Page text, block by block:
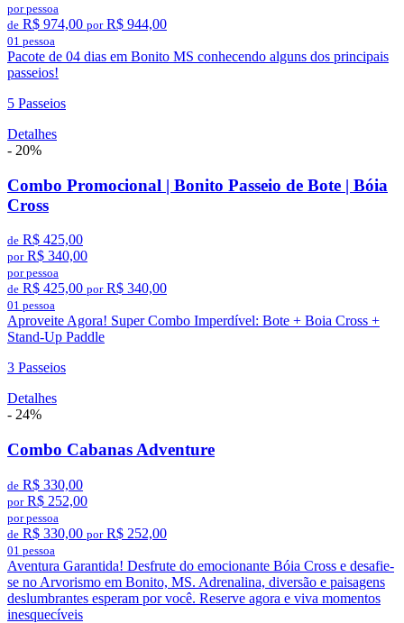
por pessoa
de R$ 974,00 por R$ 944,00
01 pessoa
Pacote de 04 dias em Bonito MS conhecendo alguns dos principais
passeios!
5 Passeios
Detalhes
- 20%
Combo Promocional | Bonito Passeio de Bote | Bóia
Cross
de R$ 425,00
por R$ 340,00
por pessoa
de R$ 425,00 por R$ 340,00
01 pessoa
Aproveite Agora! Super Combo Imperdível: Bote + Boia Cross +
Stand-Up Paddle
3 Passeios
Detalhes
- 24%
Combo Cabanas Adventure
de R$ 330,00
por R$ 252,00
por pessoa
de R$ 330,00 por R$ 252,00
01 pessoa
Aventura Garantida! Desfrute do emocionante Bóia Cross e desafie-
se no Arvorismo em Bonito, MS. Adrenalina, diversão e paisagens
deslumbrantes esperam por você. Reserve agora e viva momentos
inesquecíveis